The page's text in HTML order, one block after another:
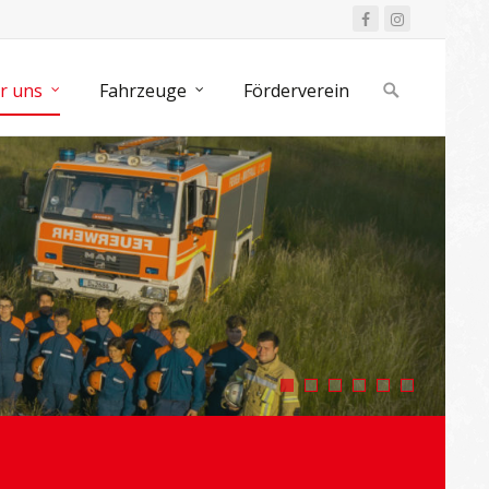
uns Fahrzeuge Förderverein
Search